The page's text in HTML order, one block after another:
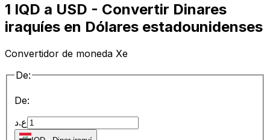
1 IQD a USD - Convertir Dinares
iraquíes en Dólares estadounidenses
Convertidor de moneda Xe
De:
De:
ع.د